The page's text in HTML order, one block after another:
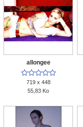
allongee

719 x 448
55,83 Ko